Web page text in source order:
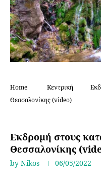
Home Κεντρική
Θεσσαλονίκης (video)
Εκδρομή στους
Θεσσαλονίκης
by Nikos 06/05/2022